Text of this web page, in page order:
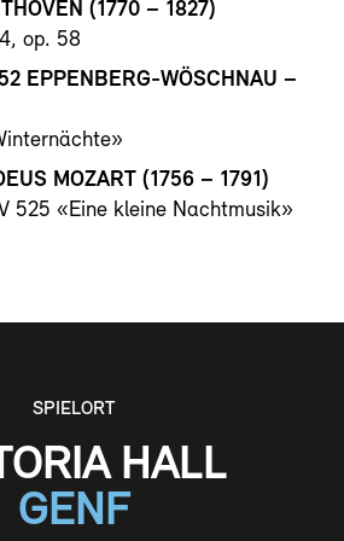
(1770 – 1827)
op. 58
EPPENBERG-WÖSCHNAU –
MOZART (1756 – 1791)
525 «Eine kleine Nachtmusik»
SPIELORT
HALL
GENF